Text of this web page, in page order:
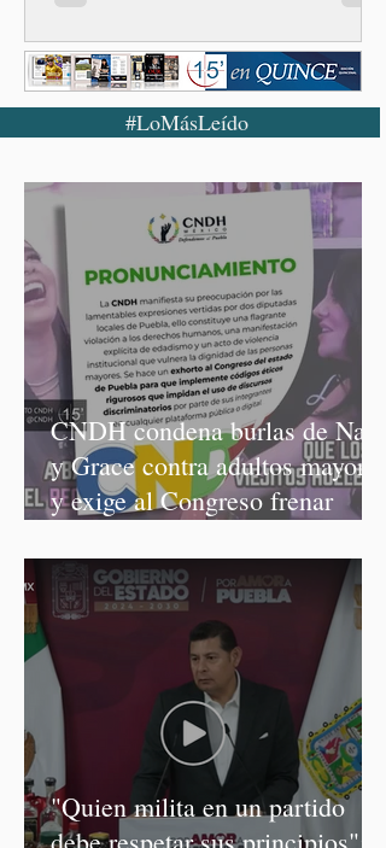
#LoMásLeído
CNDH condena burlas de Nay
y Grace contra adultos mayores
y exige al Congreso frenar
"Quien milita en un partido